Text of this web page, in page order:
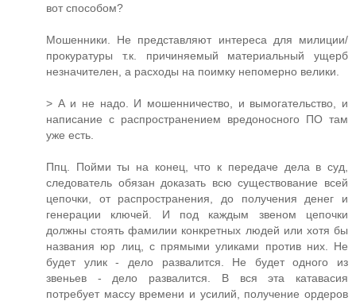
вот способом?
Мошенники. Не представляют интереса для милиции/
прокуратуры т.к. причиняемый материальный ущерб
незначителен, а расходы на поимку непомерно велики.
> А и не надо. И мошенничество, и вымогательство, и
написание с распространением вредоносного ПО там
уже есть.
Ппц. Пойми ты на конец, что к передаче дела в суд,
следователь обязан доказать всю существование всей
цепочки, от распространения, до получения денег и
генерации ключей. И под каждым звеном цепочки
должны стоять фамилии конкретных людей или хотя бы
названия юр лиц, с прямыми уликами против них. Не
будет улик - дело развалится. Не будет одного из
звеньев - дело развалится. B вся эта катавасия
потребует массу времени и усилий, получение ордеров